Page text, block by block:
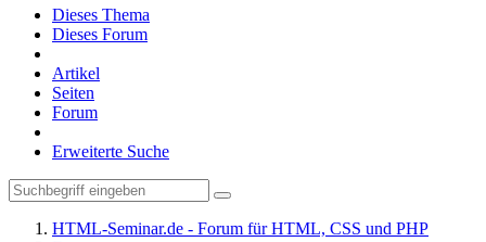
Dieses Thema
Dieses Forum
Artikel
Seiten
Forum
Erweiterte Suche
HTML-Seminar.de - Forum für HTML, CSS und PHP